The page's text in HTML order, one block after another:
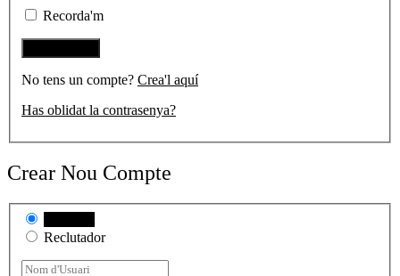
Recorda'm
No tens un compte? Crea'l aquí
Has oblidat la contrasenya?
Crear Nou Compte
Reclutador